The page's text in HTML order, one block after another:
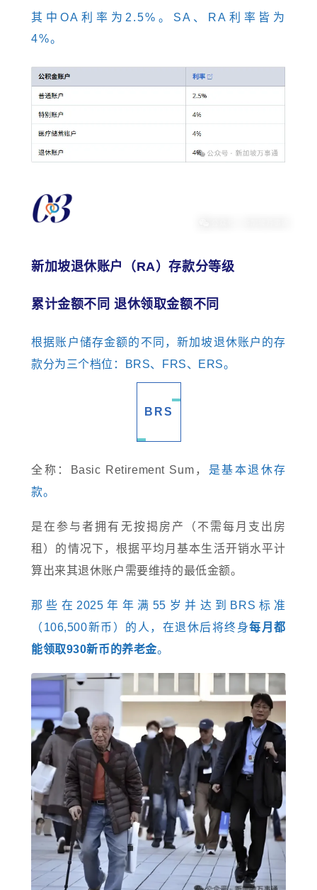
其中OA利率为2.5%。SA、RA利率皆为
4%。
新加坡退休账户（RA）存款分等级
累计金额不同 退休领取金额不同
根据账户储存金额的不同，新加坡退休账户的存
款分为三个档位：BRS、FRS、ERS。
BRS
全称：Basic Retirement Sum， 是基本退休存
款。
是在参与者拥有无按揭房产（不需每月支出房
租）的情况下，根据平均月基本生活开销水平计
算出来其退休账户需要维持的最低金额。
那些在2025年年满55岁并达到BRS标准
（106,500新币）的人，在退休后将终身每月都
能领取930新币的养老金。